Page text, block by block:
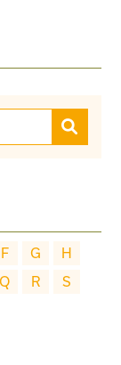
F G
H
Q R
S